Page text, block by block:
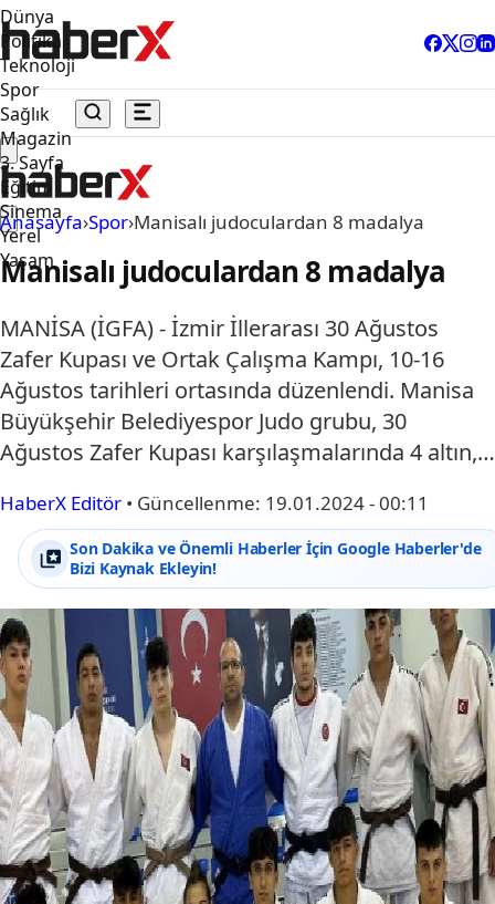
Dünya
Politika
Teknoloji
Spor
Sağlık
Magazin
3. Sayfa
Eğitim
Sinema
Yerel
Yaşam
Anasayfa›Spor›Manisalı judoculardan 8 madalya
Manisalı judoculardan 8 madalya
MANİSA (İGFA) - İzmir İllerarası 30 Ağustos
Zafer Kupası ve Ortak Çalışma Kampı, 10-16
Ağustos tarihleri ortasında düzenlendi. Manisa
Büyükşehir Belediyespor Judo grubu, 30
Ağustos Zafer Kupası karşılaşmalarında 4 altın,…
HaberX Editör • Güncellenme: 19.01.2024 - 00:11
Son Dakika ve Önemli Haberler İçin Google Haberler'de
Bizi Kaynak Ekleyin!